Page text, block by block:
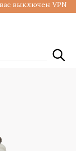
выключен VPN